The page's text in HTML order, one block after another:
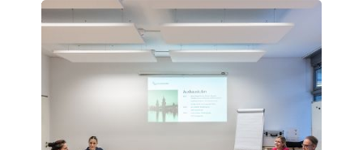
Vienna
Science
Days